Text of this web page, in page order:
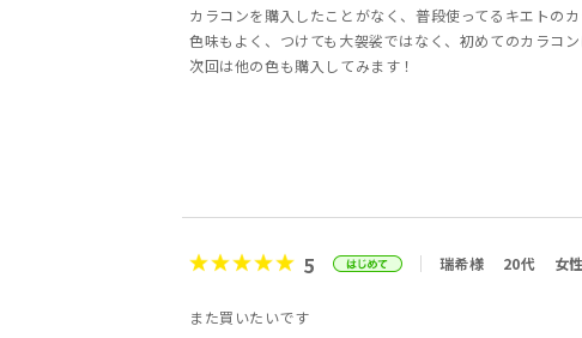
カラコンを購入したことがなく、普段使ってるキエトの
色味もよく、つけても大袈裟ではなく、初めてのカラコン
次回は他の色も購入してみます！
5 瑞希様 20代 女性
また買いたいです